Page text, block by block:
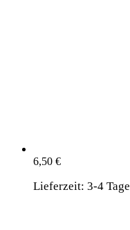
6,50 €
Lieferzeit: 3-4 Tage